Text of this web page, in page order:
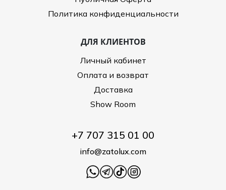
Политика конфиденциальности
ДЛЯ КЛИЕНТОВ
Личный кабинет
Оплата и возврат
Доставка
Show Room
+7 707 315 01 00
info@zatolux.com